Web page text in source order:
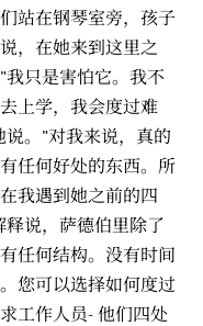
站在钢琴室旁，孩子
，在她来到这里之
只是害怕它。我不
上学，我会度过难
。"对我来说，真的
任何好处的东西。所
我遇到她之前的四
说，萨德伯里除了
任何结构。没有时间
您可以选择如何度过
工作人员- 他们四处